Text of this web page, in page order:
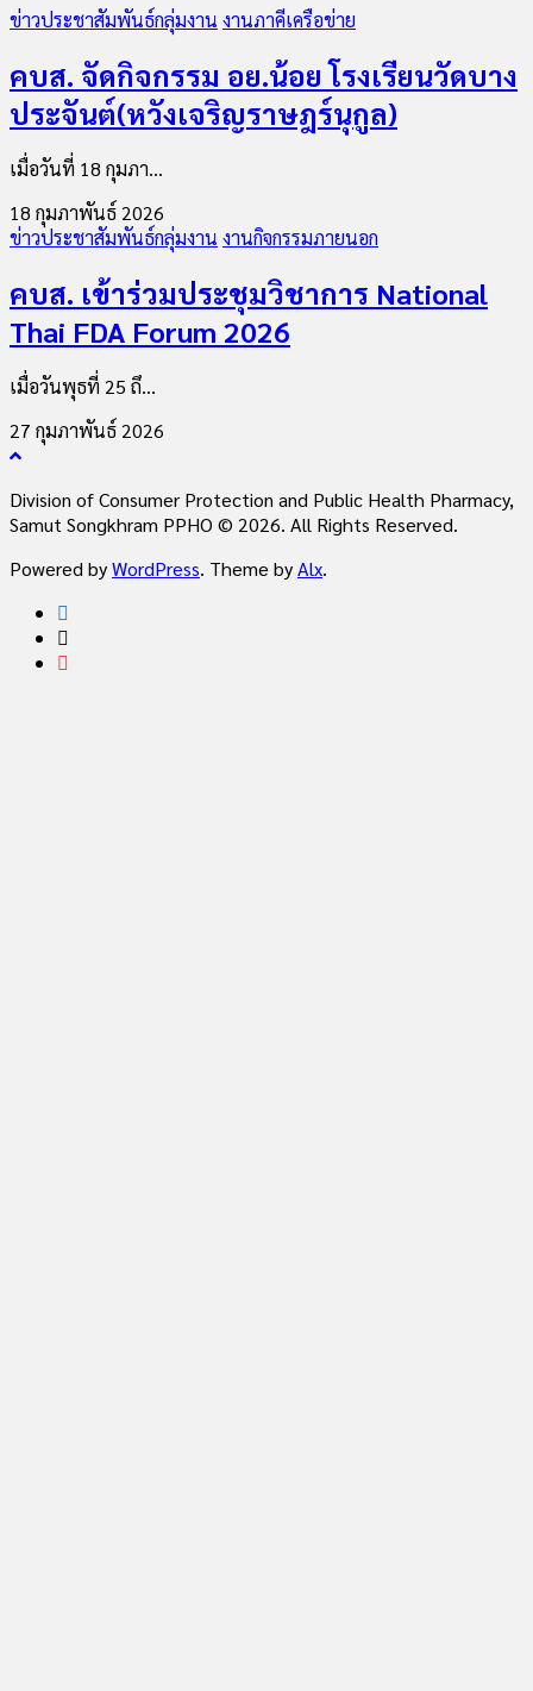
ข่าวประชาสัมพันธ์กลุ่มงาน งานภาคีเครือข่าย
คบส. จัดกิจกรรม อย.น้อย โรงเรียนวัดบาง
ประจันต์(หวังเจริญราษฎร์นุกูล)
เมื่อวันที่ 18 กุมภา...
18 กุมภาพันธ์ 2026
ข่าวประชาสัมพันธ์กลุ่มงาน งานกิจกรรมภายนอก
คบส. เข้าร่วมประชุมวิชาการ National
Thai FDA Forum 2026
เมื่อวันพุธที่ 25 ถึ...
27 กุมภาพันธ์ 2026
Division of Consumer Protection and Public Health Pharmacy,
Samut Songkhram PPHO © 2026. All Rights Reserved.
Powered byWordPress. Theme byAlx.